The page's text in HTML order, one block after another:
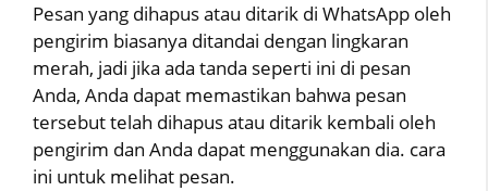
Pesan yang dihapus atau ditarik di WhatsApp oleh
pengirim biasanya ditandai dengan lingkaran
merah, jadi jika ada tanda seperti ini di pesan
Anda, Anda dapat memastikan bahwa pesan
tersebut telah dihapus atau ditarik kembali oleh
pengirim dan Anda dapat menggunakan dia. cara
ini untuk melihat pesan.